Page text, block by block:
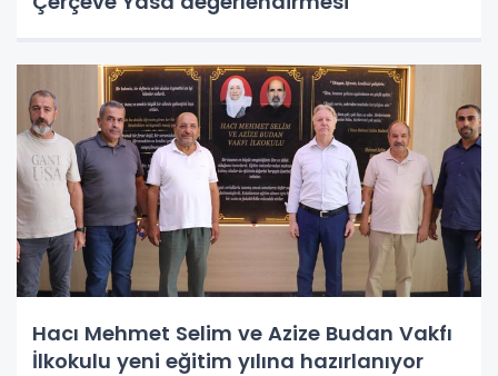
Hacı Mehmet Selim ve Azize Budan Vakfı
İlkokulu yeni eğitim yılına hazırlanıyor